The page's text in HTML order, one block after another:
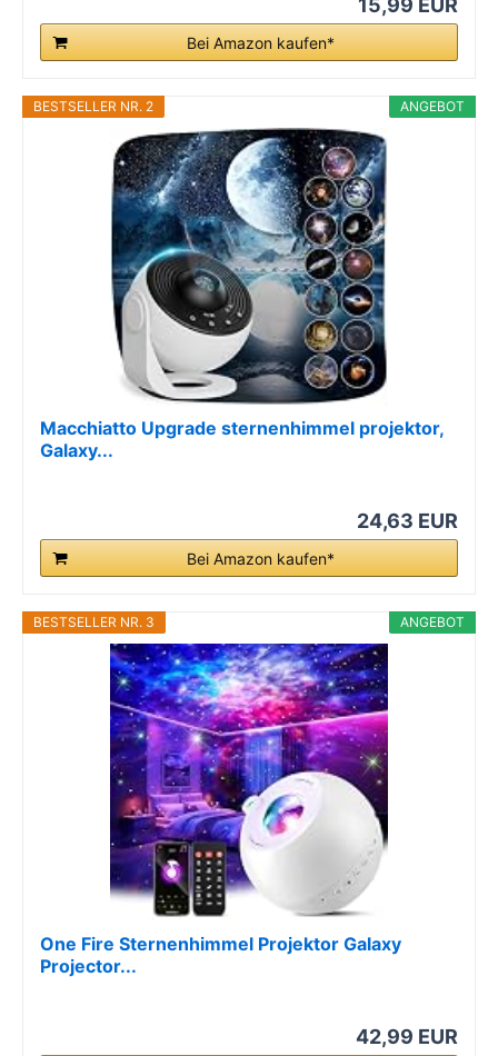
Bei Amazon kaufen*
ANGEBOT
BESTSELLER NR. 2
Macchiatto Upgrade sternenhimmel projektor,
Galaxy...
24,63 EUR
Bei Amazon kaufen*
ANGEBOT
BESTSELLER NR. 3
One Fire Sternenhimmel Projektor Galaxy
Projector...
42,99 EUR